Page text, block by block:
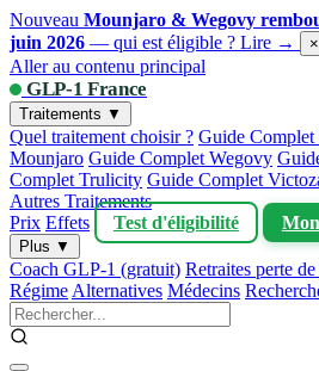
Nouveau Mounjaro & Wegovy
juin 2026 — qui est éligible ? Lire → ×
Aller au contenu principal
GLP-1 France
Traitements ▼
Quel traitement choisir ? Guide Complet
Mounjaro Guide Complet Wegovy
Complet Trulicity Guide Complet
Autres Traitements
Prix Effets Test d'éligibilité
Plus ▼
Coach GLP-1 (gratuit) Retraites perte
Régime Alternatives Médecins